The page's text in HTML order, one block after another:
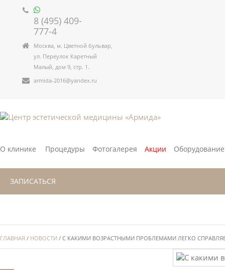
8 (495) 409-
777-4
Москва, м. Цветной бульвар,
ул. Переулок Каретный
Малый, дом 9, стр. 1.
armida-2016@yandex.ru
О клинике Процедуры Фотогалерея Акции
ЗАПИСАТЬСЯ
ГЛАВНАЯ / НОВОСТИ / С КАКИМИ ВОЗРАСТНЫМИ ПРОБЛЕМАМИ ЛЕГКО